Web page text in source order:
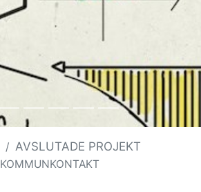
AVSLUTADE PROJEKT
KOMMUNKONTAKT